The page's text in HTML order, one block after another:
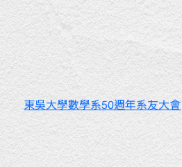
東吳大學數學系50週年系友大會